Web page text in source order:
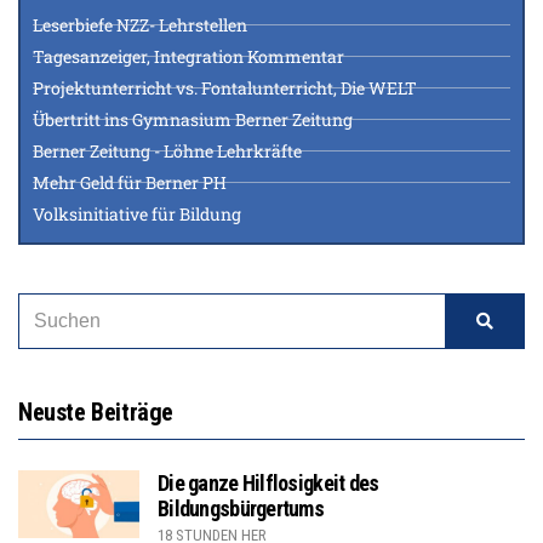
Leserbiefe NZZ- Lehrstellen
Tagesanzeiger, Integration Kommentar
Projektunterricht vs. Fontalunterricht, Die WELT
Übertritt ins Gymnasium Berner Zeitung
Berner Zeitung - Löhne Lehrkräfte
Mehr Geld für Berner PH
Volksinitiative für Bildung
Neuste Beiträge
Die ganze Hilflosigkeit des
Bildungsbürgertums
18 STUNDEN HER